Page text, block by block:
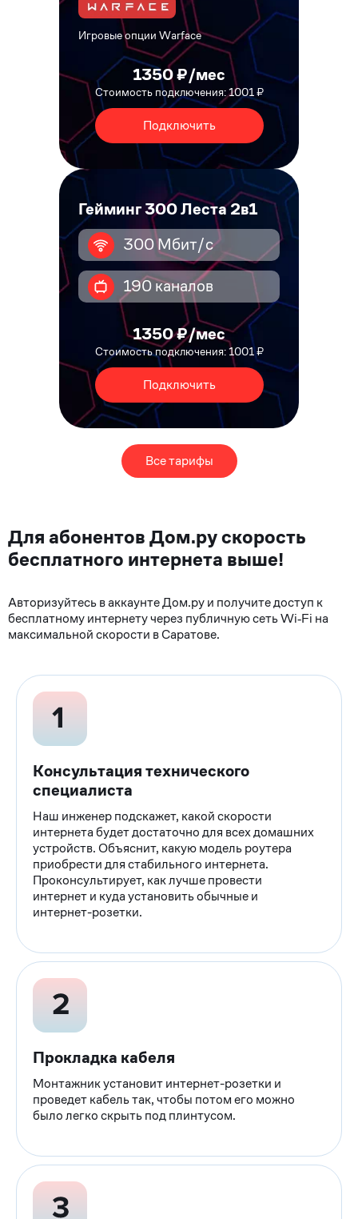
Игровые опции Warface
1350 ₽/мес
Стоимость подключения: 1001 ₽
Подключить
Гейминг 300 Леста 2в1
300 Мбит/с
190 каналов
1350 ₽/мес
Стоимость подключения: 1001 ₽
Подключить
Все тарифы
Для абонентов Дом.ру скорость
бесплатного интернета выше!
Авторизуйтесь в аккаунте Дом.ру и получите доступ к
бесплатному интернету через публичную сеть Wi‑Fi на
максимальной скорости в Саратове.
Консультация технического
специалиста
Наш инженер подскажет, какой скорости
интернета будет достаточно для всех домашних
устройств. Объяснит, какую модель роутера
приобрести для стабильного интернета.
Проконсультирует, как лучше провести
интернет и куда установить обычные и
интернет-розетки.
Прокладка кабеля
Монтажник установит интернет-розетки и
проведет кабель так, чтобы потом его можно
было легко скрыть под плинтусом.